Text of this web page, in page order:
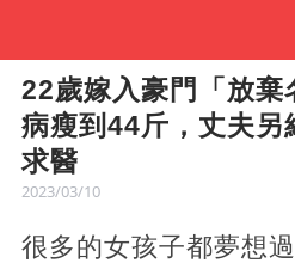
22歲嫁入豪門「放棄
病瘦到44斤，丈夫另
求醫
2023/03/10
很多的女孩子都夢想